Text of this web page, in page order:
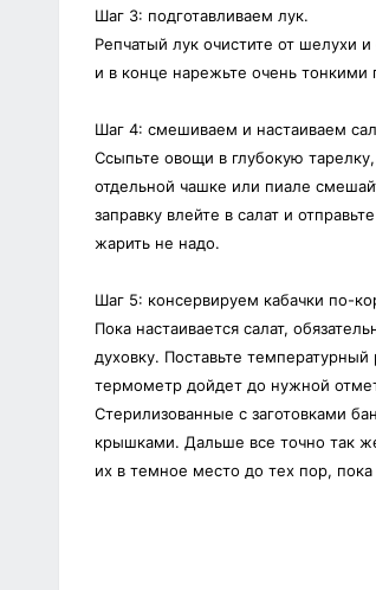
Шаг 3: подготавливаем лук.
Репчатый лук очистите от шелухи
и в конце нарежьте очень тонкими
Шаг 4: смешиваем и настаиваем
Ссыпьте овощи в глубокую
отдельной чашке или пиале
заправку влейте в салат и
жарить не надо.
Шаг 5: консервируем кабачки по-
Пока настаивается салат,
духовку. Поставьте
термометр дойдет до нужной
Стерилизованные с заготовками
крышками. Дальше все точно так
их в темное место до тех пор,